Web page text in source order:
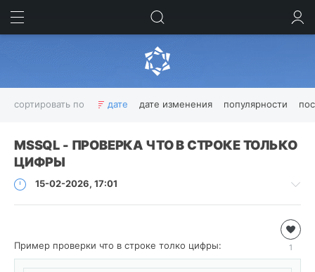
ВОЙТИ
сортировать по дате дате изменения популярности
Excel
FireBird ftp function HTML Image
INSERT
Interbase
NET
Net Core oracle
python 3
SQL TSQL tutorial ubuntu
Unity
программирование
руководство
функции
Показать все теги
MSSQL - ПРОВЕРКА ЧТО В СТРОКЕ ТОЛЬКО
ЦИФРЫ
15-02-2026, 17:01
/
MSSQL
1
Пример проверки что в строке толко цифры: